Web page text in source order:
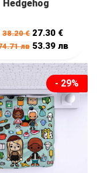
Hedgehog
38.20€ 27.30 €
лв 53.39 лв
- 29%